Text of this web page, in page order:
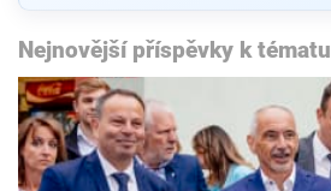
Nejnovější příspěvky k tématu